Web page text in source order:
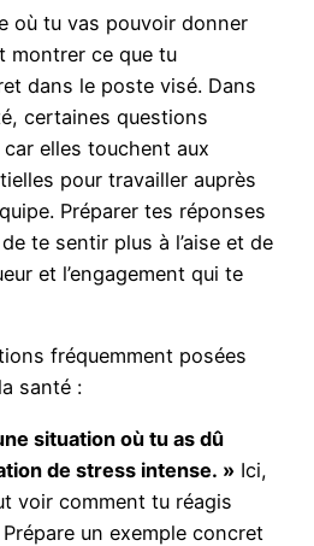
où tu vas pouvoir donner
montrer ce que tu
dans le poste visé. Dans
certaines questions
elles touchent aux
pour travailler auprès
Préparer tes réponses
te sentir plus à l’aise et de
et l’engagement qui te
fréquemment posées
santé :
situation où tu as dû
de stress intense. » Ici,
voir comment tu réagis
un exemple concret